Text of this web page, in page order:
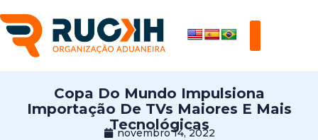
Copa Do Mundo Impulsiona
Importação De TVs Maiores E Mais
Tecnológicas
novembro 14, 2022